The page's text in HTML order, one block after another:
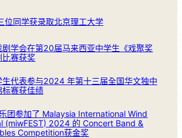
位同学获录取北京理工大学
剧学会在第20届马来西亚中学生《戏聚奖
比赛获奖
生代表参与2024 年第十三届全国华文独中
标赛获佳绩
团参加了 Malaysia International Wind
(miwFEST) 2024 的 Concert Band &
Competition获金奖